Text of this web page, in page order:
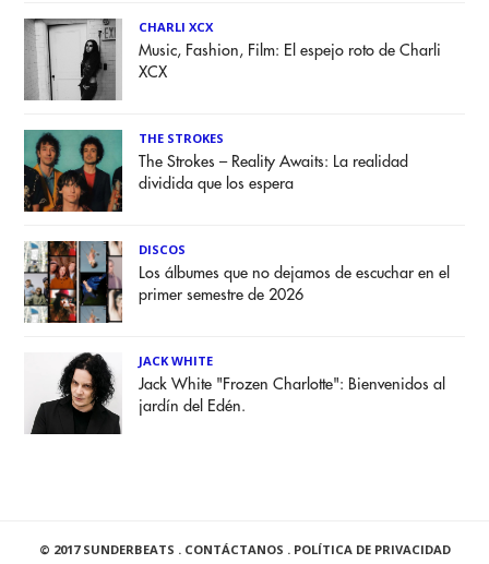
CHARLI XCX
Music, Fashion, Film: El espejo roto de Charli
XCX
THE STROKES
The Strokes – Reality Awaits: La realidad
dividida que los espera
DISCOS
Los álbumes que no dejamos de escuchar en el
primer semestre de 2026
JACK WHITE
Jack White "Frozen Charlotte": Bienvenidos al
jardín del Edén.
© 2017 SUNDERBEATS . CONTÁCTANOS . POLÍTICA DE PRIVACIDAD